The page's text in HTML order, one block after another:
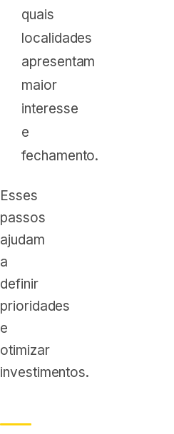
quais
localidades
apresentam
maior
interesse
e
fechamento.
Esses
passos
ajudam
a
definir
prioridades
e
otimizar
investimentos.